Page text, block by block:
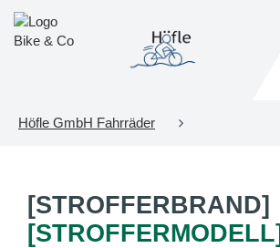
Höfle GmbH Fahrräder
[STROFFERBRAND]
[STROFFERMODELL]